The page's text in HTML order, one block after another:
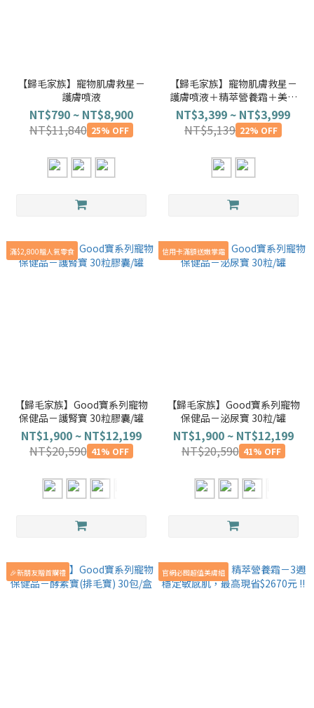
【歸毛家族】寵物肌膚救星－
護膚噴液
NT$790 ~ NT$8,900
NT$11,840 25% OFF
【歸毛家族】寵物肌膚救星－
護膚噴液＋精萃營養霜＋美膚
寶🎀二代升級
NT$3,399 ~ NT$3,999
NT$5,139 22% OFF
滿$2,800贈人氣零食
【歸毛家族】Good寶系列寵物
保健品－護腎寶 30粒膠囊/罐
NT$1,900 ~ NT$12,199
NT$20,590 41% OFF
信用卡滿額送嫩掌霜
【歸毛家族】Good寶系列寵物
保健品－泌尿寶 30粒/罐
NT$1,900 ~ NT$12,199
NT$20,590 41% OFF
🎉新朋友贈首購禮 官網必囤超值美膚組